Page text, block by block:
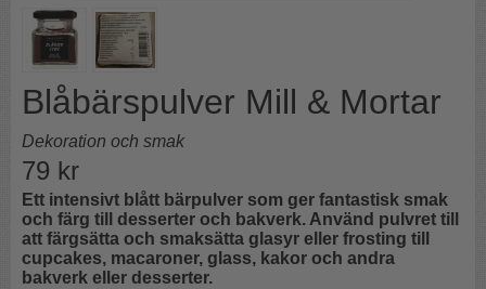
Blåbärspulver Mill & Mortar
Dekoration och smak
79 kr
Ett intensivt blått bärpulver som ger fantastisk smak
och färg till desserter och bakverk. Använd pulvret till
att färgsätta och smaksätta glasyr eller frosting till
cupcakes, macaroner, glass, kakor och andra
bakverk eller desserter.